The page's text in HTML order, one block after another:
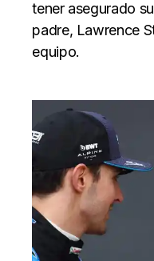
tener asegurado
padre, Lawrence
equipo.